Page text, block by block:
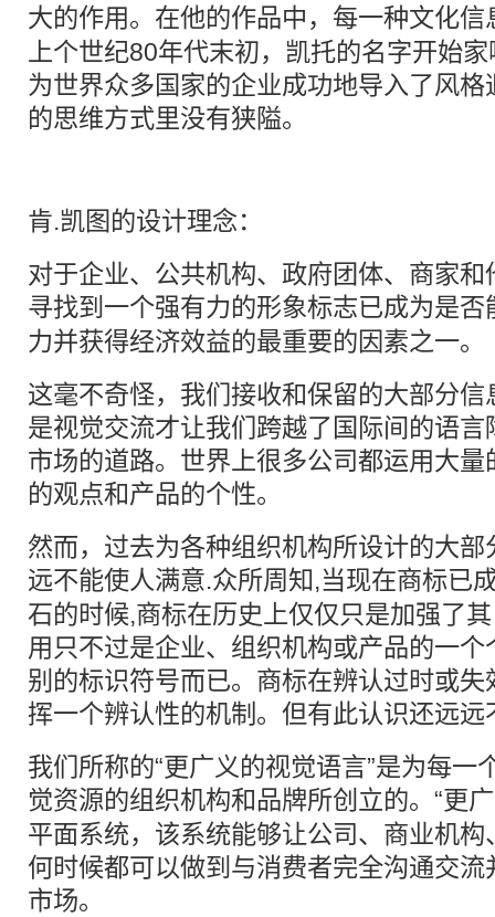
大的作用。在他的作品中，每一种文化信
上个世纪80年代末初，凯托的名字开始
为世界众多国家的企业成功地导入了风格
的思维方式里没有狭隘。
肯.凯图的设计理念：
对于企业、公共机构、政府团体、商家
寻找到一个强有力的形象标志已成为是否
力并获得经济效益的最重要的因素之一。
这毫不奇怪，我们接收和保留的大部分
是视觉交流才让我们跨越了国际间的语
市场的道路。世界上很多公司都运用大
的观点和产品的个性。
然而，过去为各种组织机构所设计的大
远不能使人满意.众所周知,当现在商标已
石的时候,商标在历史上仅仅只是加强了
用只不过是企业、组织机构或产品的一
别的标识符号而已。商标在辨认过时或
挥一个辨认性的机制。但有此认识还远远
我们所称的“更广义的视觉语言”是为每一
觉资源的组织机构和品牌所创立的。“更
平面系统，该系统能够让公司、商业机
何时候都可以做到与消费者完全沟通交
市场。